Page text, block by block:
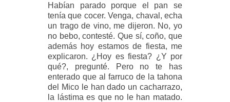
Habían parado porque el pan se
tenía que cocer. Venga, chaval, echa
un trago de vino, me dijeron. No, yo
no bebo, contesté. Que sí, coño, que
además hoy estamos de fiesta, me
explicaron. ¿Hoy es fiesta? ¿Y por
qué?, pregunté. Pero no te has
enterado que al farruco de la tahona
del Mico le han dado un cacharrazo,
la lástima es que no le han matado.